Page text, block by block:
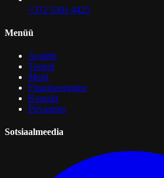
+372 5301 4425
Menüü
Avaleht
Tooted
Meist
Finantseerimine
Kontakt
Privaatsus
Sotsiaalmeedia